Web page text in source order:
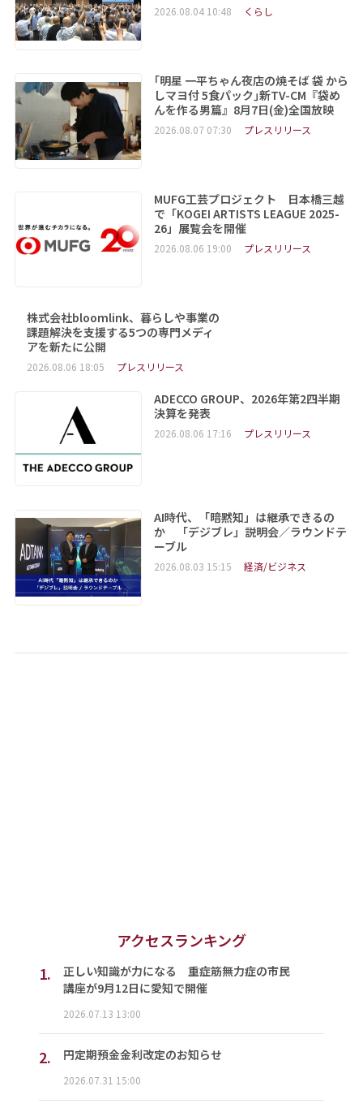
2026.08.04 10:48 くらし
｢明星 一平ちゃん夜店の焼そば 袋 から
しマヨ付 5食パック｣新TV-CM『袋め
んを作る男篇』8月7日(金)全国放映
2026.08.07 07:30 プレスリリース
MUFG工芸プロジェクト 日本橋三越
で「KOGEI ARTISTS LEAGUE 2025-
26」展覧会を開催
2026.08.06 19:00 プレスリリース
株式会社bloomlink、暮らしや事業の
課題解決を支援する5つの専門メディ
アを新たに公開
2026.08.06 18:05 プレスリリース
ADECCO GROUP、2026年第2四半期
決算を発表
2026.08.06 17:16 プレスリリース
AI時代、「暗黙知」は継承できるの
か 「デジブレ」説明会／ラウンドテ
ーブル
2026.08.03 15:15 経済/ビジネス
アクセスランキング
1.
正しい知識が力になる 重症筋無力症の市民
講座が9月12日に愛知で開催
2026.07.13 13:00
2. 円定期預金金利改定のお知らせ
2026.07.31 15:00